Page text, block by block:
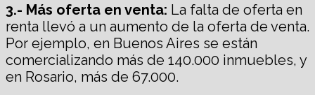
3.- Más oferta en venta: La falta de oferta en
renta llevó a un aumento de la oferta de venta.
Por ejemplo, en Buenos Aires se están
comercializando más de 140.000 inmuebles, y
en Rosario, más de 67.000.